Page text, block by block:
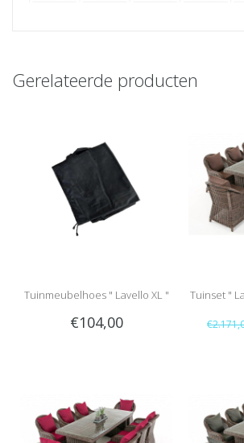
Gerelateerde producten
Tuinmeubelhoes " Lavello XL "
€104,00
Tuinset "